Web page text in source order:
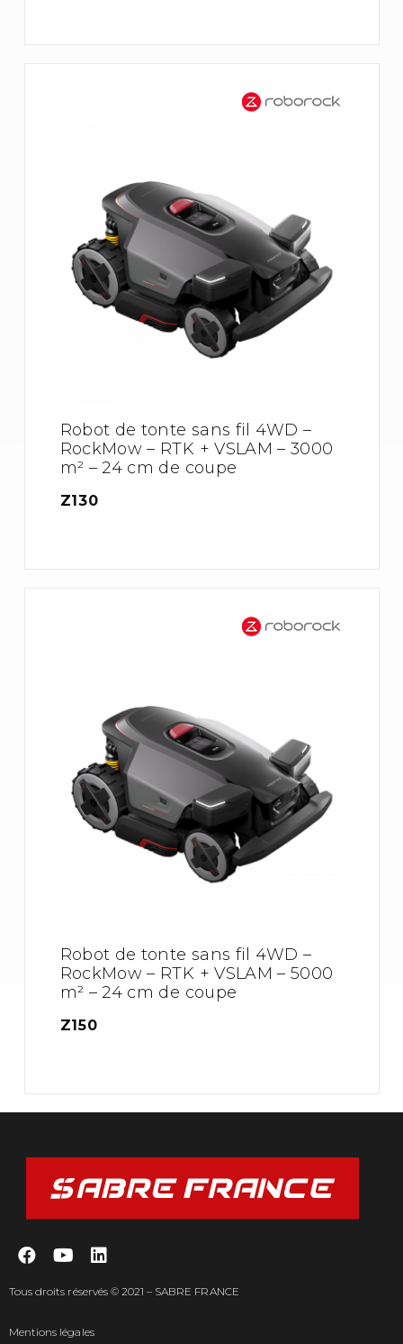
Robot de tonte sans fil 4WD –
RockMow – RTK + VSLAM – 3000
m² – 24 cm de coupe
Z130
Robot de tonte sans fil 4WD –
RockMow – RTK + VSLAM – 5000
m² – 24 cm de coupe
Z150
Tous droits réservés © 2021 – SABRE FRANCE
Mentions légales